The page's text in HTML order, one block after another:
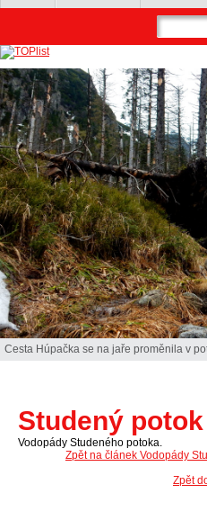
Cesta Húpačka se na jaře proměnila v
Studený
Vodopády Studeného potoka.
Zpět na článek Vodopády
Zpět